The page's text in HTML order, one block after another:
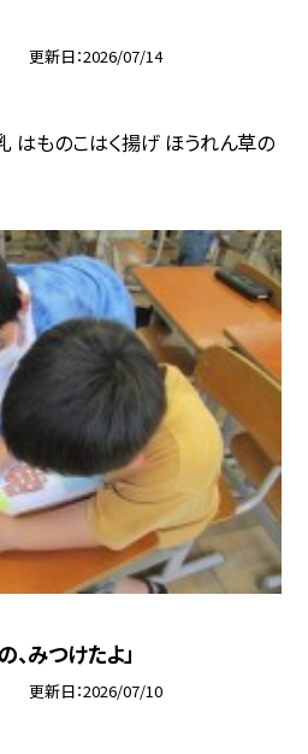
更新日 2026/07/14
はものこはく揚げ ほうれん草の
、みつけたよ」
更新日 2026/07/10